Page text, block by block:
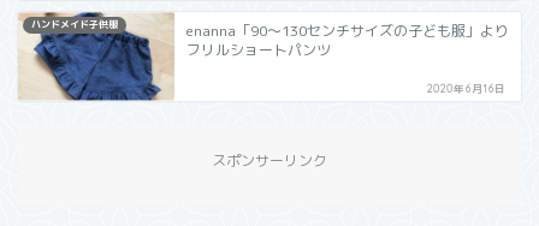
ハンドメイド子供服
enanna「90～130センチサイズの子ども服」より
フリルショートパンツ
2020年6月16日
スポンサーリンク